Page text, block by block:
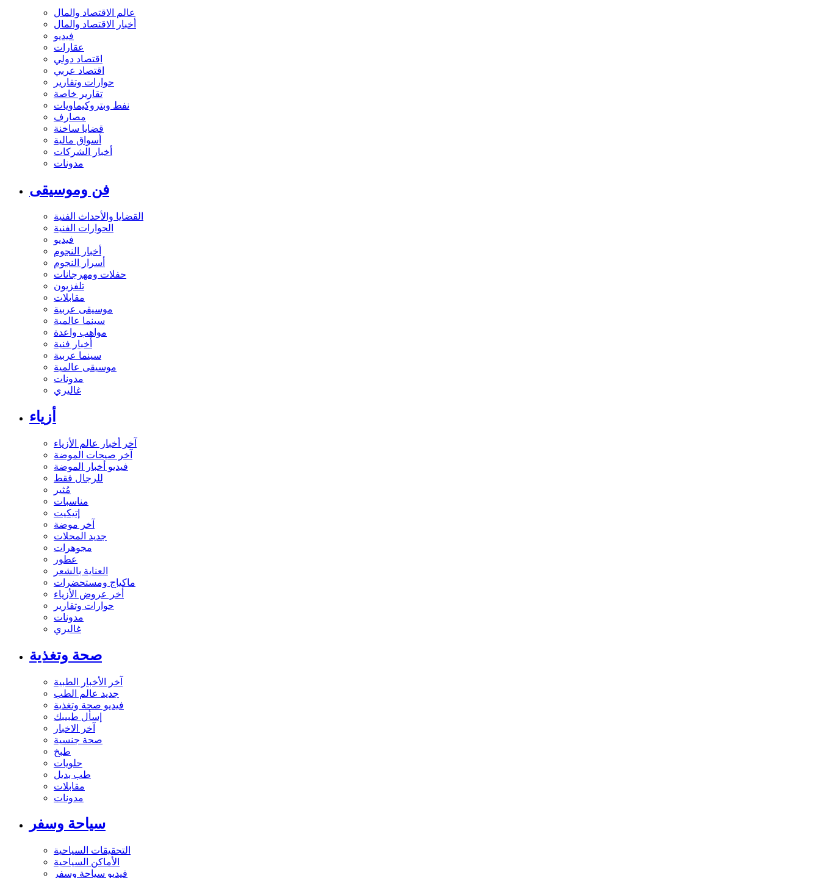
عالم الاقتصاد والمال
أخبار الاقتصاد والمال
فيديو
عقارات
اقتصاد دولي
اقتصاد عربي
حوارات وتقارير
تقارير خاصة
نفط وبتروكيماويات
مصارف
قضايا ساخنة
أسواق مالية
أخبار الشركات
مدونات
فن وموسيقى
القضايا والأحداث الفنية
الحوارات الفنية
فيديو
أخبار النجوم
أسرار النجوم
حفلات ومهرجانات
تلفزيون
مقابلات
موسيقى عربية
سينما عالمية
مواهب واعدة
أخبار فنية
سينما عربية
موسيقى عالمية
مدونات
غاليري
أزياء
آخر أخبار عالم الأزياء
آخر صيحات الموضة
فيديو أخبار الموضة
للرجال فقط
مُثير
مناسبات
إتيكيت
آخر موضة
جديد المحلات
مجوهرات
عطور
العناية بالشعر
ماكياج ومستحضرات
أخر عروض الأزياء
حوارات وتقارير
مدونات
غاليري
صحة وتغذية
آخر الأخبار الطبية
جديد عالم الطب
فيديو صحة وتغذية
إسأل طبيبك
آخر الاخبار
صحة جنسية
طبخ
حلويات
طب بديل
مقابلات
مدونات
سياحة وسفر
التحقيقات السياحية
الأماكن السياحية
فيديو سياحة وسفر